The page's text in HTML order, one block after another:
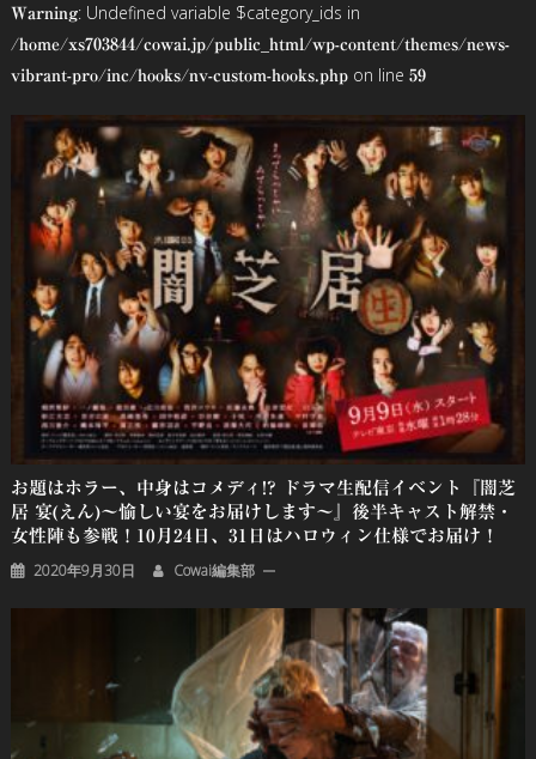
ゲ
ー
ョ
ン
Warning: Undefined variable $category_ids in
/home/xs703844/cowai.jp/public_html/wp-content/themes/news-
vibrant-pro/inc/hooks/nv-custom-hooks.phpon line 59
お題はホラー、中身はコメディ!? ドラマ生配信イベント『闇芝
居 宴(えん)～愉しい宴をお届けします～』後半キャスト解禁・
女性陣も参戦！10月24日、31日はハロウィン仕様でお届け！
2020年9月30日 Cowai編集部